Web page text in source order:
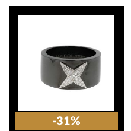
-31%